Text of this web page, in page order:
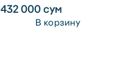
432 000сум
В корзину